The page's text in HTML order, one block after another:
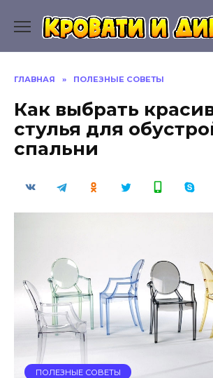
содержанию
ГЛАВНАЯ » ПОЛЕЗНЫЕ СОВЕТЫ
Как выбрать
стулья для
спальни
ПОЛЕЗНЫЕ СОВЕТЫ